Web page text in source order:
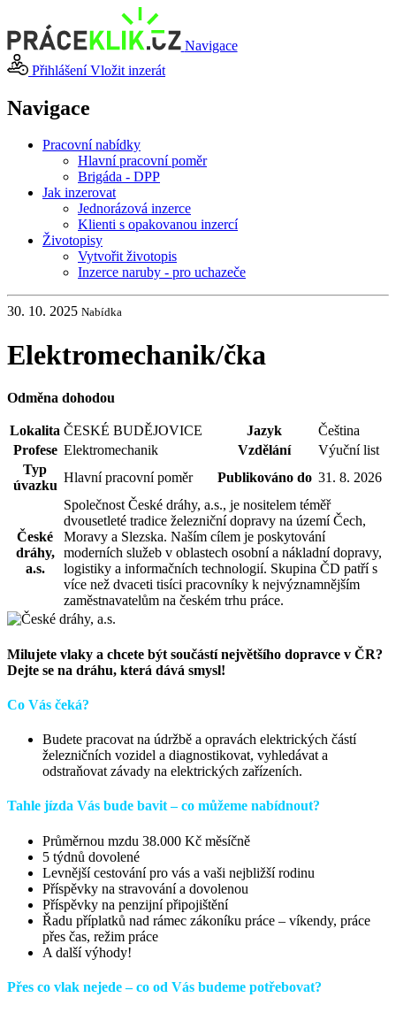
Navigace
PřihlášeníVložit inzerát
Navigace
Pracovní nabídky
Hlavní pracovní poměr
Brigáda - DPP
Jak inzerovat
Jednorázová inzerce
Klienti s opakovanou inzercí
Životopisy
Vytvořit životopis
Inzerce naruby - pro uchazeče
30. 10. 2025 Nabídka
Elektromechanik/čka
Odměna dohodou
Lokalita ČESKÉ BUDĚJOVICE Jazyk
Čeština
Profese Elektromechanik Vzdělání
Výuční list
Typ
úvazku
Hlavní pracovní poměr Publikováno do 31. 8. 2026
České
dráhy,
a.s.
Společnost České dráhy, a.s., je nositelem téměř
dvousetleté tradice železniční dopravy na území Čech,
Moravy a Slezska. Naším cílem je poskytování
moderních služeb v oblastech osobní a nákladní dopravy,
logistiky a informačních technologií. Skupina ČD patří s
více než dvaceti tisíci pracovníky k nejvýznamnějším
zaměstnavatelům na českém trhu práce.
Milujete vlaky a chcete být součástí největšího dopravce v ČR?
Dejte se na dráhu, která dává smysl!
Co Vás čeká?
Budete pracovat na údržbě a opravách elektrických částí
železničních vozidel a diagnostikovat, vyhledávat a
odstraňovat závady na elektrických zařízeních.
Tahle jízda Vás bude bavit – co můžeme nabídnout?
Průměrnou mzdu 38.000 Kč měsíčně
5 týdnů dovolené
Levnější cestování pro vás a vaši nejbližší rodinu
Příspěvky na stravování a dovolenou
Příspěvky na penzijní připojištění
Řadu příplatků nad rámec zákoníku práce – víkendy, práce
přes čas, režim práce
A další výhody!
Přes co vlak nejede – co od Vás budeme potřebovat?